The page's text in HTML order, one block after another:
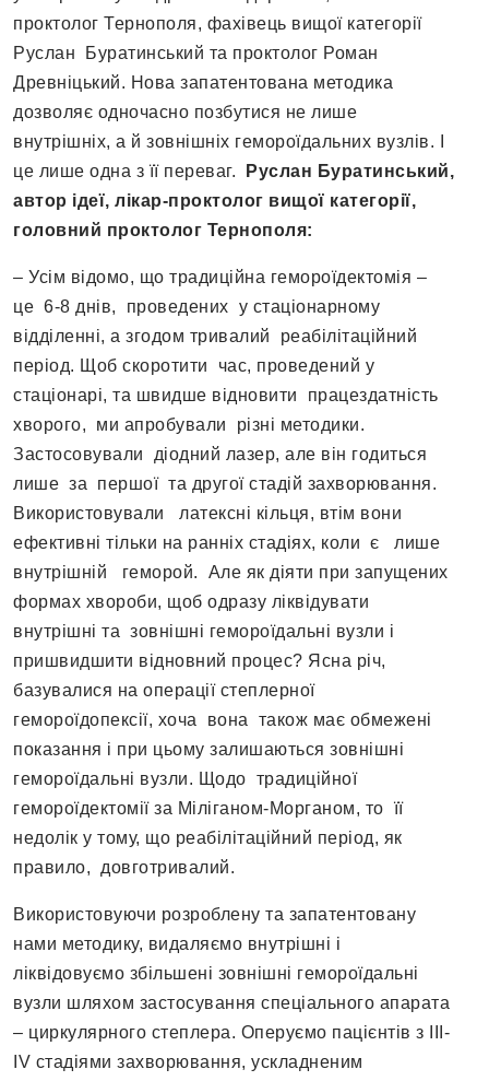
проктолог Тернополя, фахівець вищої категорії
Руслан Буратинський та проктолог Роман
Древніцький. Нова запатентована методика
дозволяє одночасно позбутися не лише
внутрішніх, а й зовнішніх гемороїдальних вузлів. І
це лише одна з її переваг.
Руслан Буратинський,
автор ідеї, лікар-проктолог вищої категорії,
головний проктолог Тернополя:
– Усім відомо, що традиційна гемороїдектомія –
це 6-8 днів, проведених у стаціонарному
відділенні, а згодом тривалий реабілітаційний
період. Щоб скоротити час, проведений у
стаціонарі, та швидше відновити працездатність
хворого, ми апробували різні методики.
Застосовували діодний лазер, але він годиться
лише за першої та другої стадій захворювання.
Використовували латексні кільця, втім вони
ефективні тільки на ранніх стадіях, коли є лише
внутрішній геморой. Але як діяти при запущених
формах хвороби, щоб одразу ліквідувати
внутрішні та зовнішні гемороїдальні вузли і
пришвидшити відновний процес? Ясна річ,
базувалися на операції степлерної
гемороїдопексії, хоча вона також має обмежені
показання і при цьому залишаються зовнішні
гемороїдальні вузли. Щодо традиційної
гемороїдектомії за Міліганом-Морганом, то її
недолік у тому, що реабілітаційний період, як
правило, довготривалий.
Використовуючи розроблену та запатентовану
нами методику, видаляємо внутрішні і
ліквідовуємо збільшені зовнішні гемороїдальні
вузли шляхом застосування спеціального апарата
– циркулярного степлера. Оперуємо пацієнтів з III-
IV стадіями захворювання, ускладненим